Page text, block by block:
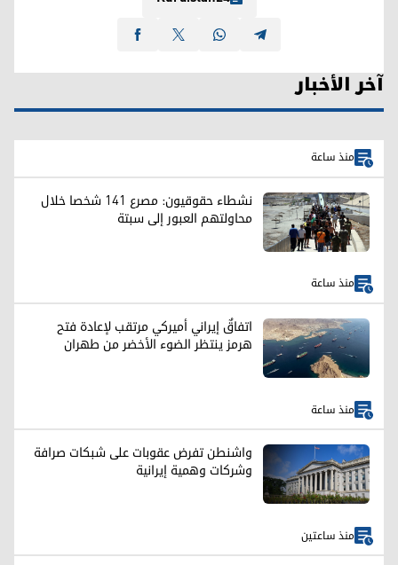
آخر الأخبار
منذ ساعة
نشطاء حقوقيون: مصرع 141 شخصا خلال
محاولتهم العبور إلى سبتة
منذ ساعة
اتفاقٌ إيراني أميركي مرتقب لإعادة فتح
هرمز ينتظر الضوء الأخضر من طهران
منذ ساعة
واشنطن تفرض عقوبات على شبكات صرافة
وشركات وهمية إيرانية
منذ ساعتين